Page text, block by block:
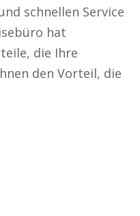
schnellen Service
hat
die Ihre
den Vorteil, die